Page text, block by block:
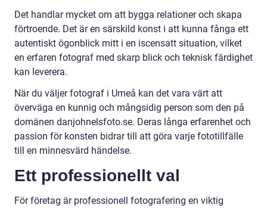
Det handlar mycket om att bygga relationer och skapa
förtroende. Det är en särskild konst i att kunna fånga ett
autentiskt ögonblick mitt i en iscensatt situation, vilket
en erfaren fotograf med skarp blick och teknisk färdighet
kan leverera.
När du väljer fotograf i Umeå kan det vara värt att
överväga en kunnig och mångsidig person som den på
domänen danjohnelsfoto.se. Deras långa erfarenhet och
passion för konsten bidrar till att göra varje fototillfälle
till en minnesvärd händelse.
Ett professionellt val
För företag är professionell fotografering en viktig